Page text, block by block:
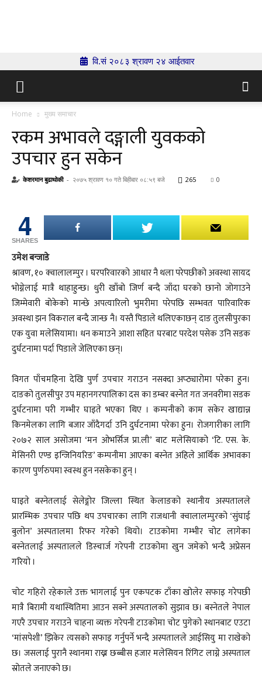
वि.सं २०८३ श्रावण २४ आईतवार
Home मुख्य समाचार
रकम अभावले दङ्गाली युवकको
उपचार हुन सकेन
केशरमान बुढाथोकी - २०७५ श्रावण १० गते बिहीबार ०८:५९ बजे 265 0
4
SHARES
उमेश बन्जाडे
श्रावण, १० क्वालालम्पुर । घरपरिवारको आधार नै थला परेपछीको अवस्था सायद
भोग्नेलाई मात्रै थाहाहुन्छ। धुरी खाँबो जिर्ण बन्दै जाँदा घरको छानो जोगाउने
जिम्मेवारी बोकेको मान्छे अपत्यारिलो भुमरीमा परेपछि सम्भवत पारिवारिक
अवस्था झन विकराल बन्दै जान्छ नै। यस्तै पिडाले थलिएकाछन् दाङ तुलसीपुरका
एक युवा मलेसियामा। धन कमाउने आशा सहित घरबाट परदेश पसेक उनि सडक
दुर्घटनामा पर्दा पिडाले जेलिएका छन्।
विगत पाँचमहिना देखि पुर्ण उपचार गराउन नसक्दा अप्ठ्यारोमा परेका हुन।
दाङको तुलसीपुर उप महानगरपालिका दस का डम्बर बस्नेत गत जनवरीमा सडक
दुर्घटनामा परी गम्भीर घाइते भएका थिए । कम्पनीको काम सकेर खाद्यान्न
किनमेलका लागि बजार जाँदैगर्दा उनि दुर्घटनामा परेका हुन। रोजगारीका लागि
२०७२ साल असोजमा ‘मन ओभर्सिज प्रा.ली’ बाट मलेसियाको ‘टि. एस. के.
मेसिनरी एण्ड इन्जिनियरिङ’ कम्पनीमा आएका बस्नेत अहिले आर्थिक अभावका
कारण पुर्णरुपमा स्वस्थ हुन नसकेका हुन् ।
घाइते बस्नेतलाई सेलेङ्गोर जिल्ला स्थित केलाङको स्थानीय अस्पतालले
प्रारम्भिक उपचार पछि थप उपचारका लागि राजधानी क्वालालम्पुरको ‘सुंघाई
बुलोन’ अस्पतालमा रिफर गरेको थियो। टाउकोमा गम्भीर चोट लागेका
बस्नेतलाई अस्पतालले डिस्चार्ज गरेपनी टाउकोमा खुन जमेको भन्दै अप्रेसन
गरियो ।
चोट गहिरो रहेकाले उक्त भागलाई पुनः एकपटक टाँका खोलेर सफाइ गरेपछी
मात्रै बिरामी यथास्थितिमा आउन सक्ने अस्पतालको सुझाव छ। बस्नेतले नेपाल
गएरै उपचार गराउने चाहना व्यक्त गरेपनी टाउकोमा चोट पुगेको स्थानबाट एउटा
‘मांसपेशी’ झिकेर त्यसको सफाइ गर्नुपर्ने भन्दै अस्पतालले आईसियु मा राखेको
छ। जसलाई पुरानै स्थानमा राख्न छब्बीस हजार मलेसियन रिंगिट लाग्ने अस्पताल
स्रोतले जनाएको छ।